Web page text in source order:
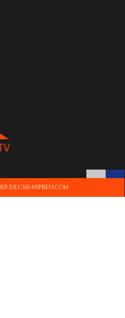
DE CMS-MSPRESS.COM